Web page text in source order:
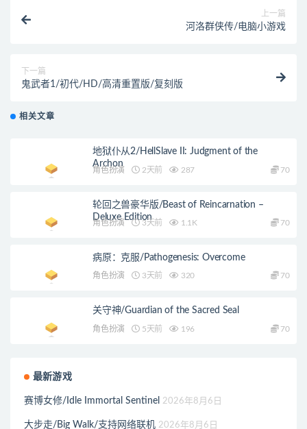
上一篇
河洛群侠传/电脑小游戏
下一篇
鬼武者1/初代/HD/高清重置版/复刻版
相关文章
地狱仆从2/HellSlave II: Judgment of the
Archon
角色扮演 2天前 287 70
轮回之兽豪华版/Beast of Reincarnation –
Deluxe Edition
角色扮演 3天前 1.1K 70
病原：克服/Pathogenesis: Overcome
角色扮演 3天前 320 70
关守神/Guardian of the Sacred Seal
角色扮演 5天前 196 70
最新游戏
赛博女修/Idle Immortal Sentinel 2026年8月6日
大步走/Big Walk/支持网络联机 2026年8月6日